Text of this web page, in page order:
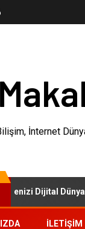
İnternet
Dijital Dünyada
İLETIŞIM